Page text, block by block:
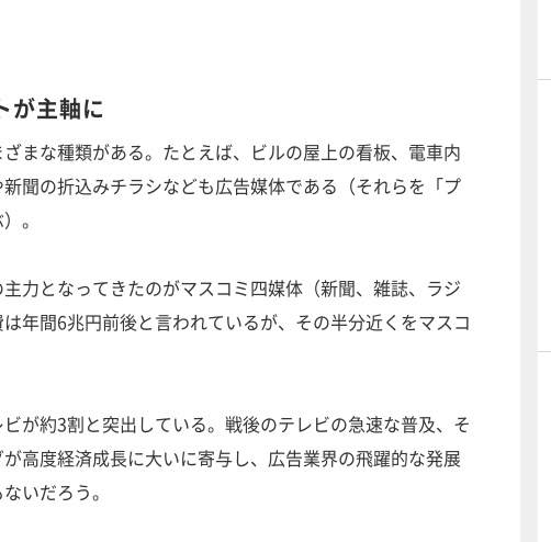
が主軸に
な種類がある。たとえば、ビルの屋上の看板、電車内
聞の折込みチラシなども広告媒体である（それらを「プ
。
となってきたのがマスコミ四媒体（新聞、雑誌、ラジ
年間6兆円前後と言われているが、その半分近くをマスコ
約3割と突出している。戦後のテレビの急速な普及、そ
高度経済成長に大いに寄与し、広告業界の飛躍的な発展
いだろう。